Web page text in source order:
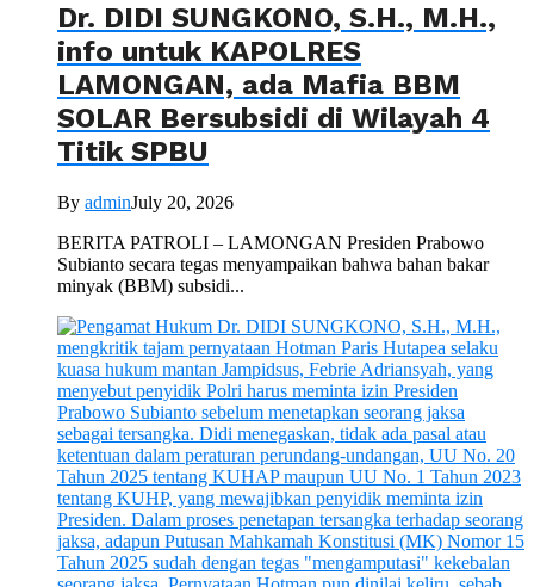
Dr. DIDI SUNGKONO, S.H., M.H.,
info untuk KAPOLRES
LAMONGAN, ada Mafia BBM
SOLAR Bersubsidi di Wilayah 4
Titik SPBU
By adminJuly 20, 2026
BERITA PATROLI – LAMONGAN Presiden Prabowo
Subianto secara tegas menyampaikan bahwa bahan bakar
minyak (BBM) subsidi...